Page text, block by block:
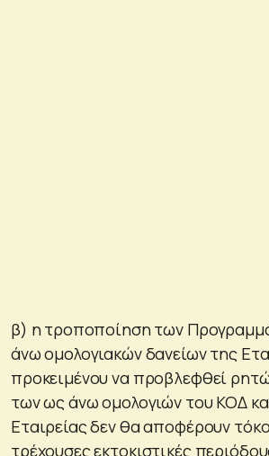
β) η τροποποίηση των
άνω ομολογιακών δανείων της
προκειμένου να προβλεφθεί
των ως άνω ομολογιών του ΚΟΔ
Εταιρείας δεν θα αποφέρουν τόκο
τρέχουσες εκτοκιστικές